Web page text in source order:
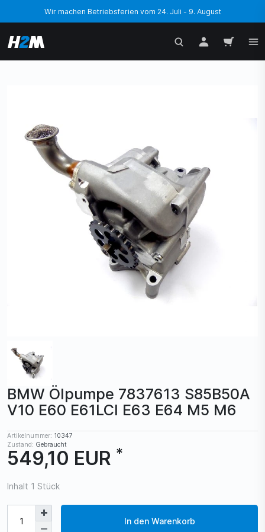
Wir machen Betriebsferien vom 24. Juli - 9. August
BMW Ölpumpe 7837613 S85B50A
V10 E60 E61LCI E63 E64 M5 M6
Artikelnummer: 10347
Zustand: Gebraucht
549,10 EUR *
Inhalt 1 Stück
In den Warenkorb